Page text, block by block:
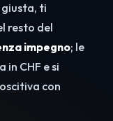
ti
resto del
impegno; le
in CHF e si
con